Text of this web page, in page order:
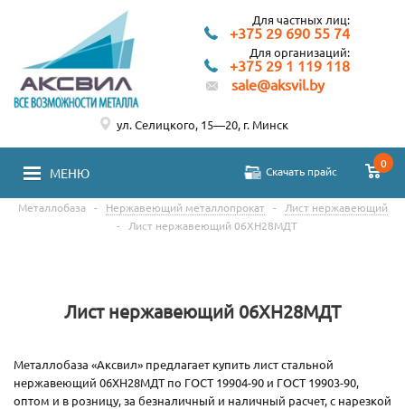
Для частных лиц:
+375 29 690 55 74
Для организаций:
+375 29 1 119 118
sale@aksvil.by
МЕНЮ Скачать прайс
0
ул. Селицкого, 15—20, г. Минск
Металлобаза - Нержавеющий металлопрокат -
Лист нержавеющий
-
Лист нержавеющий 06ХН28МДТ
Лист нержавеющий 06ХН28МДТ
Металлобаза «Аксвил» предлагает купить лист стальной
нержавеющий 06ХН28МДТ по ГОСТ 19904-90 и ГОСТ 19903-90,
оптом и в розницу, за безналичный и наличный расчет, с нарезкой